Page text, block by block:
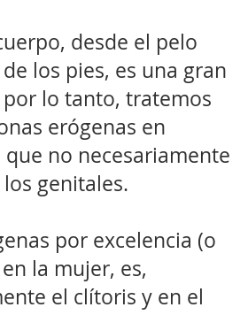
desde el pelo
los pies, es una gran
lo tanto, tratemos
erógenas en
no necesariamente
genitales.
por excelencia (o
la mujer, es,
el clítoris y en el